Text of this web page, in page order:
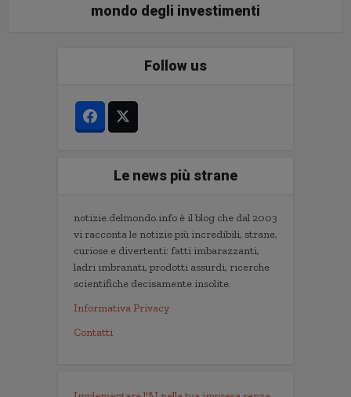
mondo degli investimenti
Follow us
Le news più strane
notizie.delmondo.info è il blog che dal 2003
vi racconta le notizie più incredibili, strane,
curiose e divertenti: fatti imbarazzanti,
ladri imbranati, prodotti assurdi, ricerche
scientifiche decisamente insolite.
Informativa Privacy
Contatti